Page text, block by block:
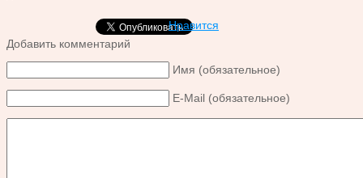
Нравится
Добавить комментарий
Имя (обязательное)
E-Mail (обязательное)